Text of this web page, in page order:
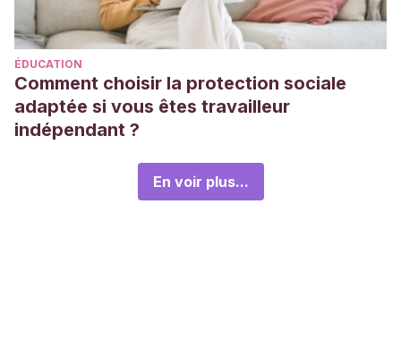
ÉDUCATION
Comment choisir la protection sociale
adaptée si vous êtes travailleur
indépendant ?
En voir plus...